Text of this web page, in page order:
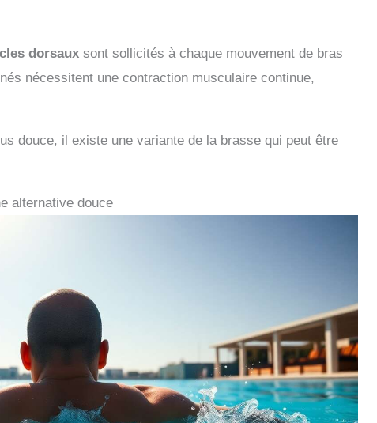
dorsaux sont sollicités à chaque mouvement de bras
nécessitent une contraction musculaire continue,
douce, il existe une variante de la brasse qui peut être
alternative douce